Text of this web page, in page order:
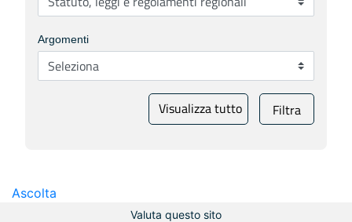
Argomenti
Visualizza tutto Filtra
Ascolta
Valuta questo sito